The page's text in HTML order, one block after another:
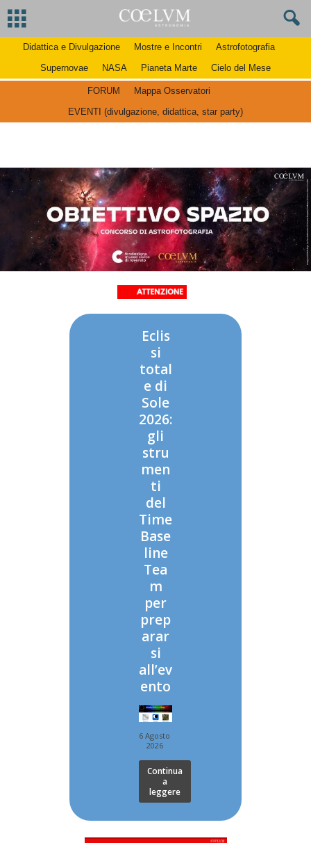
Didattica e Divulgazione Mostre e Incontri
Astrofotografia
Supernovae
NASA Pianeta Marte Cielo del Mese
FORUM
Mappa Osservatori
EVENTI (divulgazione, didattica, star party)
Eclis
si
total
e di
Sole
2026:
gli
stru
men
ti
del
Time
Base
line
Tea
m
per
prep
arar
si
all’ev
ento
6 Agosto
2026
Continua
a
leggere